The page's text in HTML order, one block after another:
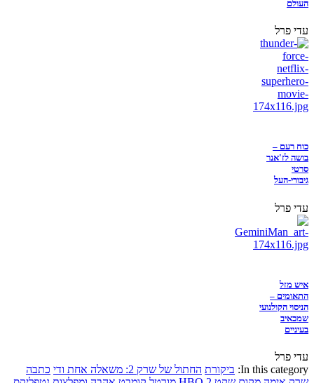
העולם
עדי פרל
כוח רעם –
בושה לז'אנר
סרטי
גיבורי-העל
עדי פרל
איש מזל
התאומים –
הניסוי הקולנועי
שמכאיב
בעיניים
עדי פרל
In this category: ביקורת החתול של שרק 2: משאלה אחת ודי
כתבה